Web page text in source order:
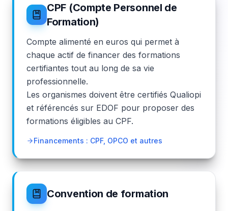
CPF (Compte Personnel de
Formation)
Compte alimenté en euros qui permet à
chaque actif de financer des formations
certifiantes tout au long de sa vie
professionnelle.
Les organismes doivent être certifiés Qualiopi
et référencés sur EDOF pour proposer des
formations éligibles au CPF.
Financements : CPF, OPCO et autres
Convention de formation